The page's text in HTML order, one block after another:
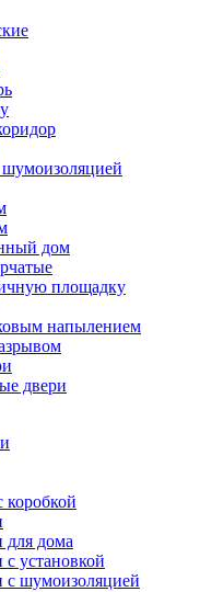
шумоизоляцией
дом
площадку
напылением
двери
для дома
установкой
с шумоизоляцией